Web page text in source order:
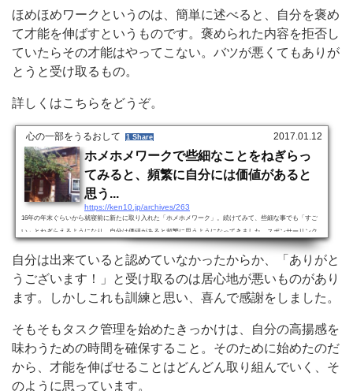
ほめほめワークというのは、簡単に述べると、自分を褒め
て才能を伸ばすというものです。褒められた内容を拒否し
ていたらその才能はやってこない。バツが悪くてもありが
とうと受け取るもの。
詳しくはこちらをどうぞ。
心の一部をうるおして 1 Share 2017.01.12
ホメホメワークで些細なことをねぎらっ
てみると、頻繁に自分には価値があると
思う...
https://ken10.jp/archives/263
16年の年末ぐらいから就寝前に新たに取り入れた「ホメホメワーク」。続けてみて、些細な事でも「すご
い」とねぎらえるようになり、自分は価値があると頻繁に思うようになってきました。スポンサーリンク
(adsbygoogle = window.adsbygoogle || ).push({});ほめほめワークって！？本田こーちゃんの「世界一ゆる～
い幸せの帝王学セルフイメージ編１」で紹介されていた「自分や人を誉めて誉めて誉めちぎる」ワークで
す。本田晃一さんについては昨年の11月に初めて知り、瞬く間にファンになりました。将来は本田晃ちゃ
んのように楽に振る舞...
自分は出来ていると認めていなかったからか、「ありがと
うございます！」と受け取るのは居心地が悪いものがあり
ます。しかしこれも訓練と思い、喜んで感謝をしました。
そもそもタスク管理を始めたきっかけは、自分の高揚感を
味わうための時間を確保すること。そのために始めたのだ
から、才能を伸ばせることはどんどん取り組んでいく、そ
のように思っています。